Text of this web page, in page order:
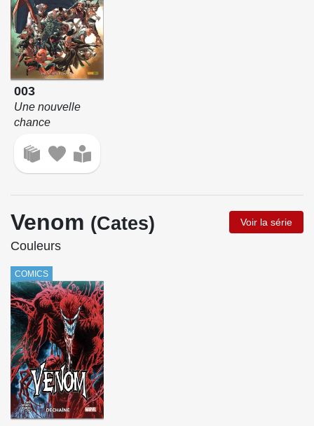
003
Une nouvelle
chance
Venom (Cates) Voir la série
Couleurs
COMICS